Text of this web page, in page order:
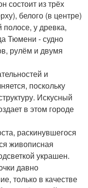
состоит из трёх
белого (в центре)
у древка,
Тюмени - судно
рулём и двумя
и
поскольку
Искусный
в этом городе
раскинувшегося
живописная
украшен.
давно
только в качестве